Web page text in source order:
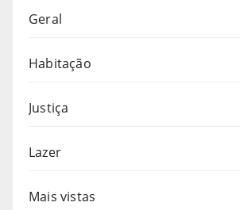
Geral
Habitação
Justiça
Lazer
Mais vistas